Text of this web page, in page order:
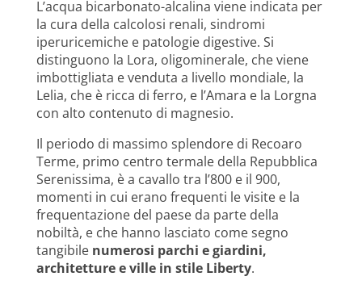
L’acqua bicarbonato-alcalina viene indicata per
la cura della calcolosi renali, sindromi
iperuricemiche e patologie digestive. Si
distinguono la Lora, oligominerale, che viene
imbottigliata e venduta a livello mondiale, la
Lelia, che è ricca di ferro, e l’Amara e la Lorgna
con alto contenuto di magnesio.
Il periodo di massimo splendore di Recoaro
Terme, primo centro termale della Repubblica
Serenissima, è a cavallo tra l’800 e il 900,
momenti in cui erano frequenti le visite e la
frequentazione del paese da parte della
nobiltà, e che hanno lasciato come segno
tangibile numerosi parchi e giardini,
architetture e ville in stile Liberty.